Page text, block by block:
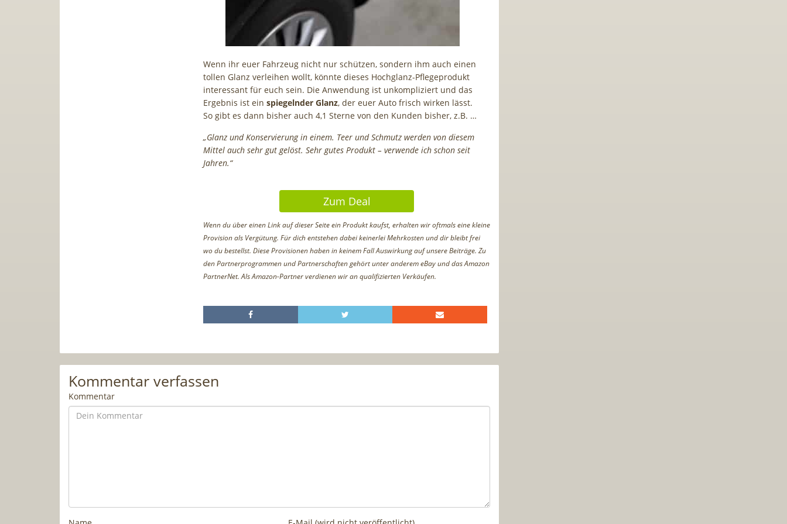
Wenn ihr euer Fahrzeug nicht nur schützen, sondern ihm auch einen
tollen Glanz verleihen wollt, könnte dieses Hochglanz-Pflegeprodukt
interessant für euch sein. Die Anwendung ist unkompliziert und das
Ergebnis ist ein spiegelnder Glanz, der euer Auto frisch wirken lässt.
So gibt es dann bisher auch 4,1 Sterne von den Kunden bisher, z.B. …
„Glanz und Konservierung in einem. Teer und Schmutz werden von diesem
Mittel auch sehr gut gelöst. Sehr gutes Produkt – verwende ich schon seit
Jahren.“
Zum Deal
Wenn du über einen Link auf dieser Seite ein Produkt kaufst, erhalten wir oftmals eine kleine
Provision als Vergütung. Für dich entstehen dabei keinerlei Mehrkosten und dir bleibt frei
wo du bestellst. Diese Provisionen haben in keinem Fall Auswirkung auf unsere Beiträge. Zu
den Partnerprogrammen und Partnerschaften gehört unter anderem eBay und das Amazon
PartnerNet. Als Amazon-Partner verdienen wir an qualifizierten Verkäufen.
Kommentar verfassen
Kommentar